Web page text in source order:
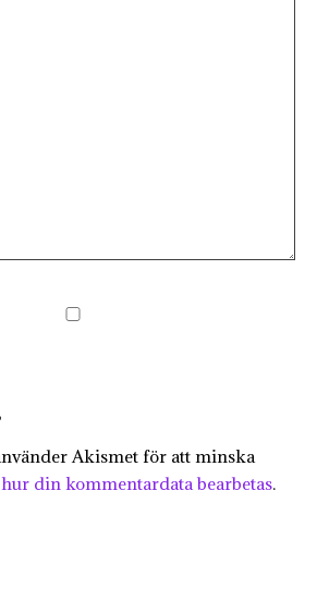
Akismet för att minska
din kommentardata bearbetas.